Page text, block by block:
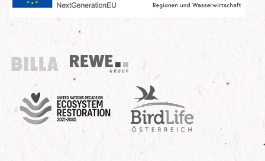
Billa
REWE Group
UN Decade
Birdlife